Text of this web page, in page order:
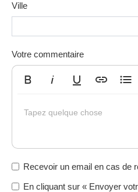
Ville
Votre commentaire
Tapez quelque chose
Recevoir un email en cas de
En cliquant sur « Envoyer